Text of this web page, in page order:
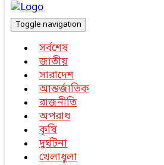
Toggle navigation
সর্বশেষ
জাতীয়
সারাদেশ
আন্তর্জাতিক
রাজনীতি
অপরাধ
কৃষি
দুর্ঘটনা
খেলাধুলা